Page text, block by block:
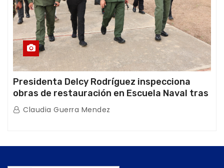
Presidenta Delcy Rodríguez inspecciona
obras de restauración en Escuela Naval tras
afectaciones sísmicas en La Guaira
Claudia Guerra Mendez